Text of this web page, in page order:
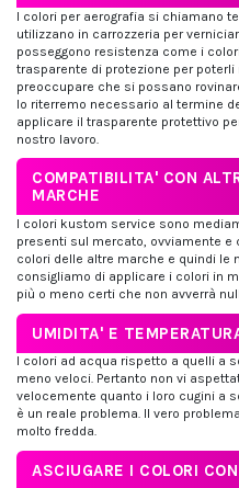
I colori per aerografia si chiamano
utilizzano in carrozzeria per
posseggono resistenza come i
trasparente di protezione per
preoccupare che si possano
lo riterremo necessario al termine
applicare il trasparente protettivo
nostro lavoro.
COMPATIBILITA' CON
MARCHE
I colori kustom service sono
presenti sul mercato, ovviamente
colori delle altre marche e quindi le
consigliamo di applicare i colori in
più o meno certi che non avverrà
UMIDITA' E
I colori ad acqua rispetto a quelli a
meno veloci. Pertanto non vi
velocemente quanto i loro cugini a
è un reale problema. Il vero
molto fredda.
ASCIUGARE I COLORI